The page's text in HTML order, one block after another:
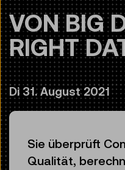
VON BIG
RIGHT
Di 31. August 2021
Sie überprüft
Qualität,